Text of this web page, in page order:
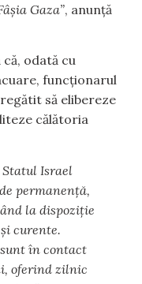
Gaza”, anunță
că, odată cu
funcționarul
să elibereze
călătoria
Statul Israel
permanență,
la dispoziție
curente.
în contact
oferind zilnic